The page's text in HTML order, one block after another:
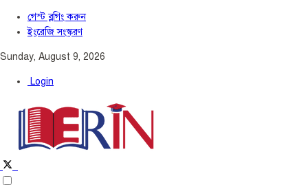
গেস্ট ব্লগিং করুন
ইংরেজি সংস্করণ
Sunday, August 9, 2026
Login